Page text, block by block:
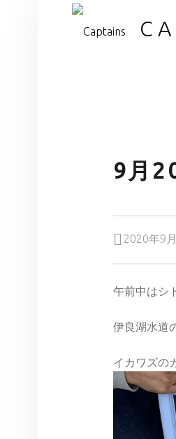
9月
2020年9
午前中はシ
伊良湖水道
イカワズの